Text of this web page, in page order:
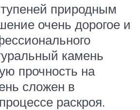
природным
очень дорогое и
камень
прочность на
сложен в
раскроя.